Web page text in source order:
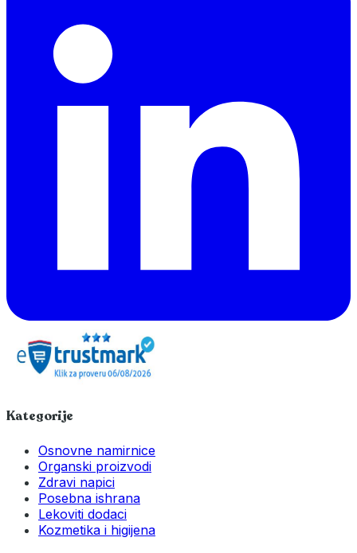
Kategorije
Osnovne namirnice
Organski proizvodi
Zdravi napici
Posebna ishrana
Lekoviti dodaci
Kozmetika i higijena